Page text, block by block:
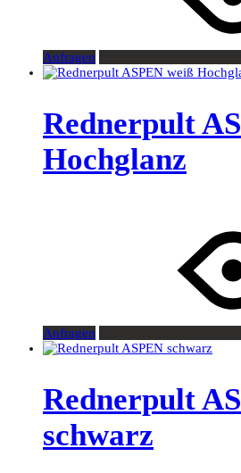
Anfragen
Rednerpult
Hochglanz
Anfragen
Rednerpult
schwarz